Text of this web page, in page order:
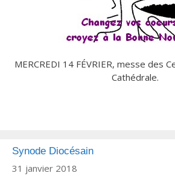
MERCREDI 14 FÉVRIER, messe des
Cathédrale.
Synode Diocésain
31 janvier 2018